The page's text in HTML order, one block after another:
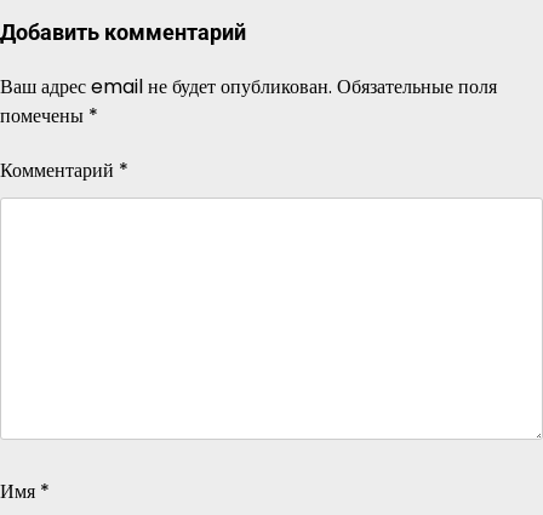
Добавить комментарий
Ваш адрес email не будет опубликован. Обязательные поля
помечены *
Комментарий *
Имя *